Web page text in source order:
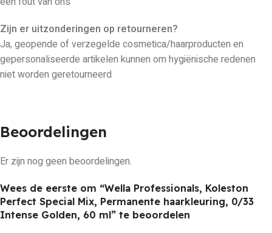
Zijn er uitzonderingen op retourneren?
Ja, geopende of verzegelde cosmetica/haarproducten en
gepersonaliseerde artikelen kunnen om hygiënische redenen
niet worden geretourneerd
Beoordelingen
Er zijn nog geen beoordelingen.
Wees de eerste om “Wella Professionals, Koleston
Perfect Special Mix, Permanente haarkleuring, 0/33
Intense Golden, 60 ml” te beoordelen